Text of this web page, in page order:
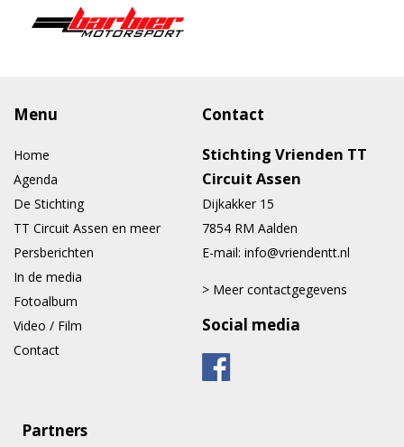
Menu
Home
Agenda
De Stichting
TT Circuit Assen en meer
Persberichten
In de media
Fotoalbum
Video / Film
Contact
Contact
Stichting Vrienden TT
Circuit Assen
Dijkakker 15
7854 RM Aalden
E-mail: info@vriendentt.nl
> Meer contactgegevens
Social media
Partners